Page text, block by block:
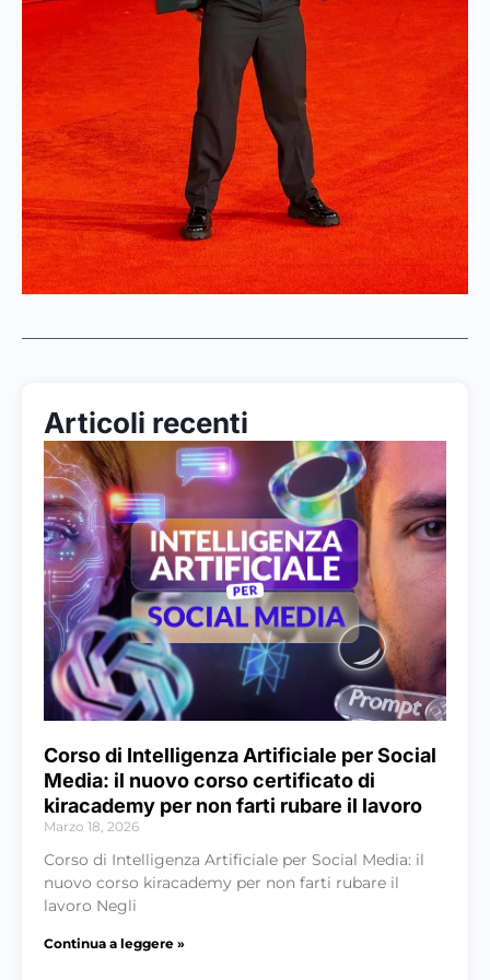
Articoli recenti
Corso di Intelligenza Artificiale per Social
Media: il nuovo corso certificato di
kiracademy per non farti rubare il lavoro
Marzo 18, 2026
Corso di Intelligenza Artificiale per Social Media: il
nuovo corso kiracademy per non farti rubare il
lavoro Negli
Continua a leggere »